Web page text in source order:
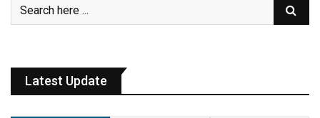
Latest Update